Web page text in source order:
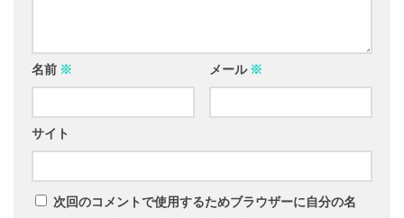
名前 ※ メール ※
サイト
次回のコメントで使用するためブラウザーに自分の名